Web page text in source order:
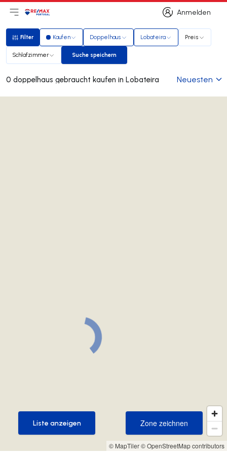
Anmelden
Anmelden
Hauptmenü öffnen
LogoZur Startseite
Filter
Filter Kaufen Doppelhaus Lobateira Preis
Schlafzimmer Suche speichern
Suche speichern
0 doppelhaus gebraucht kaufen in Lobateira Neuesten
© MapTiler© OpenStreetMap contributors
Zone zeichnen
Zone zeichnen
Liste anzeigen
Liste anzeigen